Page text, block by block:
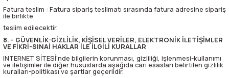
Fatura teslim : Fatura sipariş teslimatı sırasında fatura adresine sipariş
ile birlikte
teslim edilecektir.
8. - GÜVENLİK-GİZLİLİK, KİŞİSEL VERİLER, ELEKTRONİK İLETİŞİMLER
VE FİKRİ-SINAİ HAKLAR İLE İLGİLİ KURALLAR
INTERNET SİTESİ'nde bilgilerin korunması, gizliliği, işlenmesi-kullanımı
ve iletişimler ile diğer hususlarda aşağıda cari esasları belirtilen gizlilik
kuralları-politikası ve şartlar geçerlidir.